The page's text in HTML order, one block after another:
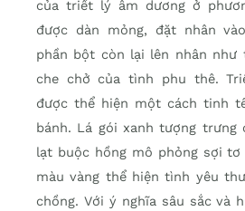
của triết lý âm dương ở
được dàn mỏng, đặt nhân
phần bột còn lại lên nhân như
che chở của tình phu thê.
được thể hiện một cách tinh
bánh. Lá gói xanh tượng trưng
lạt buộc hồng mô phỏng sợi
màu vàng thể hiện tình yêu
chồng. Với ý nghĩa sâu sắc và